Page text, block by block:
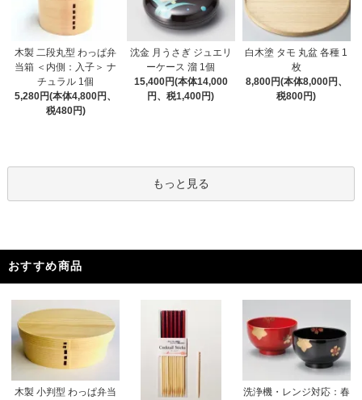
木製 二段丸型 わっぱ弁
当箱 ＜内側：入子＞ ナ
チュラル 1個
5,280円(本体4,800円、
税480円)
沈金 月うさぎ ジュエリ
ーケース 溜 1個
15,400円(本体14,000
円、税1,400円)
白木塗 タモ 丸盆 各種 1
枚
8,800円(本体8,000円、
税800円)
もっと見る
おすすめ商品
木製 小判型 わっぱ弁当
洗浄機・レンジ対応：春